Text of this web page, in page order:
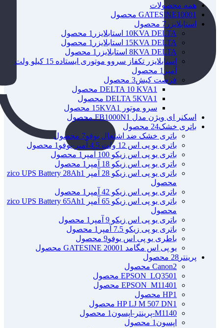
همه محصولات
GATESINE10001 محصول
استابلایزر 7 محصول
10KVA DELTA استابلایزر
1 محصول
15KVA DELTA استابلایزر
1 محصول
8KVA DELTA استابلایزر
1 محصول
استابلایزر تکفاز سروو موتوری ایستاده 15 کیلو ولت
آمپر 1 محصول
فرصت کیش3 محصول
DELTA 10 KVA1 محصول
DELTA 5KVA1 محصول
سرو موتور 15KVA
1 محصول
اسکنر ای ویژن مدل FB1000N 1 محصول
باتری خشک24 محصول
باتری خشک ضد اشتعال یوفو7 محصول
باتری یو پی اس 12 ولت 4.5 آمپر-یوفو
1 محصول
باتری یو پی اس زیکو 100 آمپر
1 محصول
باتری یو پی اس زیکو 18 آمپر
1 محصول
باتری یو پی اس زیکو 28 آمپر zico UPS Battery 28Ah
1
محصول
باتری یو پی اس زیکو 42 آمپر
1 محصول
باتری یو پی اس زیکو 65 آمپر zico UPS Battery 65Ah
1
محصول
باتری یو پی اس زیکو 9 آمپر
1 محصول
باتری یو پی زیکو 7.5 آمپر
1 محصول
باطری یو پی اس یوفو9 محصول
یو پی اس مگامد GATESINE 2000 1 محصول
پرینتر 28 محصول
Canon2 محصول
EPSON_LQ3501 محصول
EPSON_M11401 محصول
HP1 محصول
HP LJ M 507 DN1 محصول
M1140-پرینتر-اپسون
1 محصول
اپسون 1 محصول